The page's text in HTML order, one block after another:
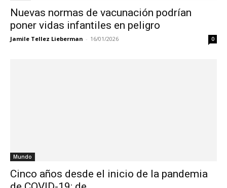
Nuevas normas de vacunación podrían
poner vidas infantiles en peligro
Jamile Tellez Lieberman - 16/01/2026 0
Mundo
Cinco años desde el inicio de la pandemia